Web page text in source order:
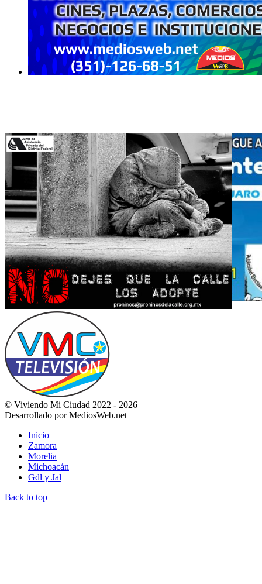
© Viviendo Mi Ciudad 2022 - 2026
Desarrollado por MediosWeb.net
Inicio
Zamora
Morelia
Michoacán
Gdl y Jal
Back to top